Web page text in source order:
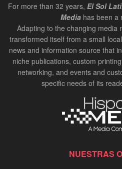
For more than 32 years, El Sol
Media has been a
Adapting to the changing media
transformed itself from a small
news and information source that
niche publications, custom
networking, and events and
specific needs of its
NUESTRAS